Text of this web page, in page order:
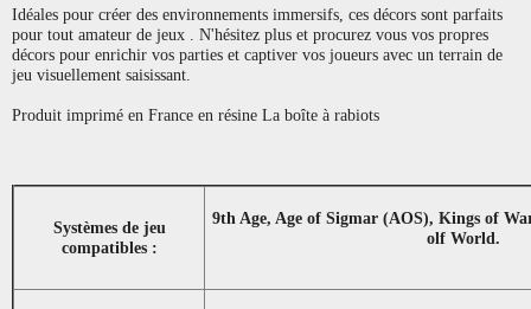
Idéales pour créer des environnements immersifs, ces décors sont parfaits
pour tout amateur de jeux . N'hésitez plus et procurez vous vos propres
décors pour enrichir vos parties et captiver vos joueurs avec un terrain de
jeu visuellement saisissant.
Produit imprimé en France en résine La boîte à rabiots
Systèmes de jeu
compatibles :
9th Age, Age of Sigmar (AOS), Kings of
olf World.